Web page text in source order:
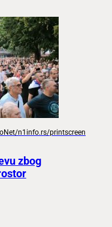
n1info.rs/printscreen
zbog